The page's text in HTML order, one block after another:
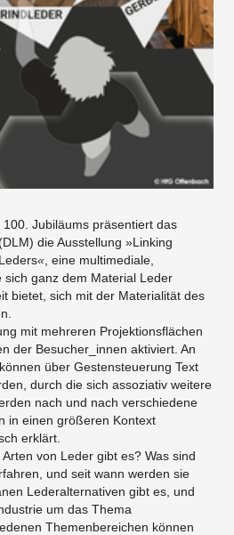
Jubiläums präsentiert das
die Ausstellung »Linking
« , eine multimediale,
sich ganz dem Material Leder
bietet, sich mit der Materialität des
mit mehreren Projektionsflächen
der Besucher_innen aktiviert. An
über Gestensteuerung Text
durch die sich assoziativ weitere
nach und nach verschiedene
in einen größeren Kontext
erklärt.
von Leder gibt es? Was sind
und seit wann werden sie
Lederalternativen gibt es, und
um das Thema
Themenbereichen können